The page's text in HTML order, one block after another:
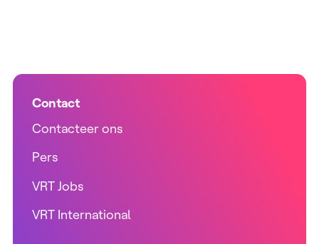
Contact
Contacteer ons
Pers
VRT Jobs
VRT International